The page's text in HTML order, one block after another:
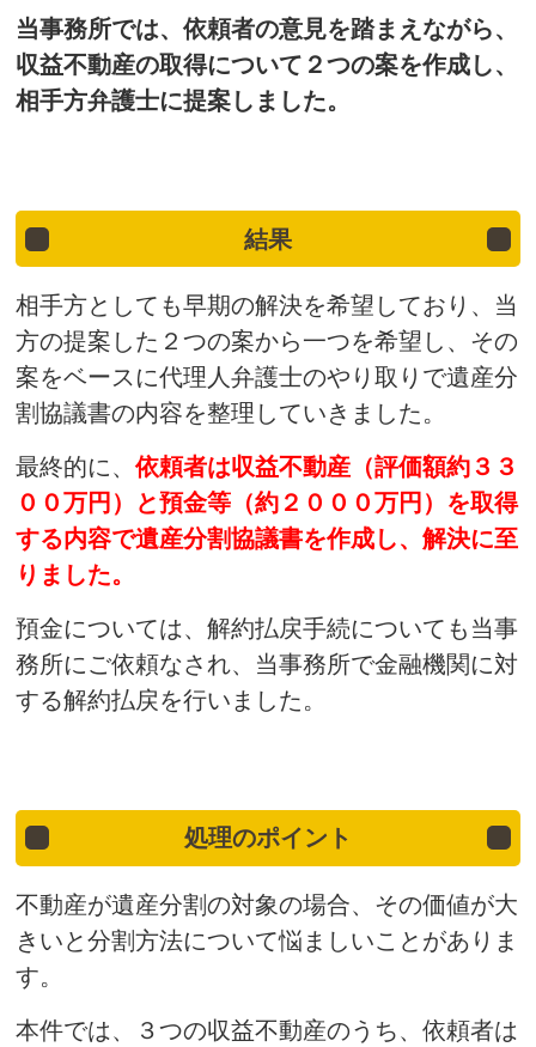
当事務所では、依頼者の意見を踏まえながら、
収益不動産の取得について２つの案を作成し、
相手方弁護士に提案しました。
結果
相手方としても早期の解決を希望しており、当
方の提案した２つの案から一つを希望し、その
案をベースに代理人弁護士のやり取りで遺産分
割協議書の内容を整理していきました。
最終的に、依頼者は収益不動産（評価額約３３
００万円）と預金等 （約２０００万円）を取得
する内容で遺産分割協議書を作成し、解決に至
りました。
預金については、解約払戻手続についても当事
務所にご依頼なされ、当事務所で金融機関に対
する解約払戻を行いました。
処理のポイント
不動産が遺産分割の対象の場合、その価値が大
きいと分割方法について悩ましいことがありま
す。
本件では、３つの収益不動産のうち、依頼者は